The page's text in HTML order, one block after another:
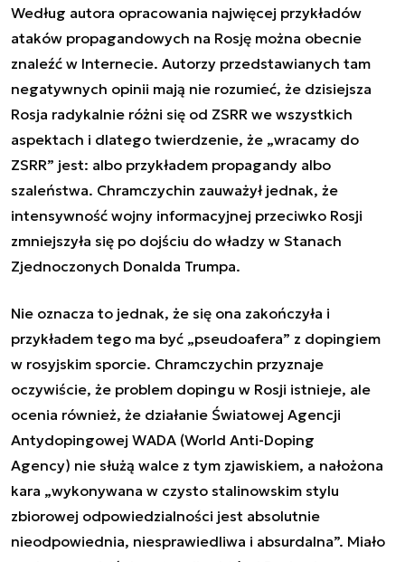
Według autora opracowania najwięcej przykładów
ataków propagandowych na Rosję można obecnie
znaleźć w Internecie. Autorzy przedstawianych tam
negatywnych opinii mają nie rozumieć, że dzisiejsza
Rosja radykalnie różni się od ZSRR we wszystkich
aspektach i dlatego twierdzenie, że „wracamy do
ZSRR” jest: albo przykładem propagandy albo
szaleństwa. Chramczychin zauważył jednak, że
intensywność wojny informacyjnej przeciwko Rosji
zmniejszyła się po dojściu do władzy w Stanach
Zjednoczonych Donalda Trumpa.
Nie oznacza to jednak, że się ona zakończyła i
przykładem tego ma być „pseudoafera” z dopingiem
w rosyjskim sporcie. Chramczychin przyznaje
oczywiście, że problem dopingu w Rosji istnieje, ale
ocenia również, że działanie Światowej Agencji
Antydopingowej WADA (World Anti-Doping
Agency) nie służą walce z tym zjawiskiem, a nałożona
kara „wykonywana w czysto stalinowskim stylu
zbiorowej odpowiedzialności jest absolutnie
nieodpowiednia, niesprawiedliwa i absurdalna”. Miało